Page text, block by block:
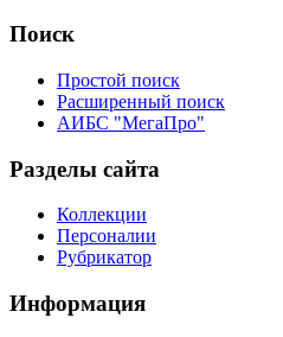
Поиск
Простой поиск
Расширенный поиск
АИБС "МегаПро"
Разделы сайта
Коллекции
Персоналии
Рубрикатор
Информация